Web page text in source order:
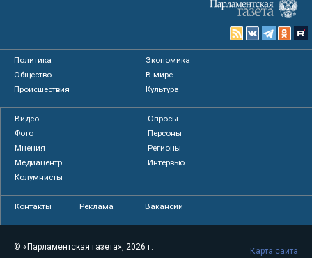
Политика
Экономика
Общество
В мире
Происшествия
Культура
Видео
Опросы
Фото
Персоны
Мнения
Регионы
Медиацентр
Интервью
Колумнисты
Контакты Реклама Вакансии
© «Парламентская газета», 2026 г.
Карта сайта